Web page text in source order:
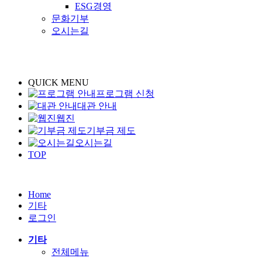
ESG경영
문화기부
오시는길
QUICK MENU
프로그램 신청
대관 안내
웹진
기부금 제도
오시는길
TOP
Home
기타
로그인
기타
전체메뉴